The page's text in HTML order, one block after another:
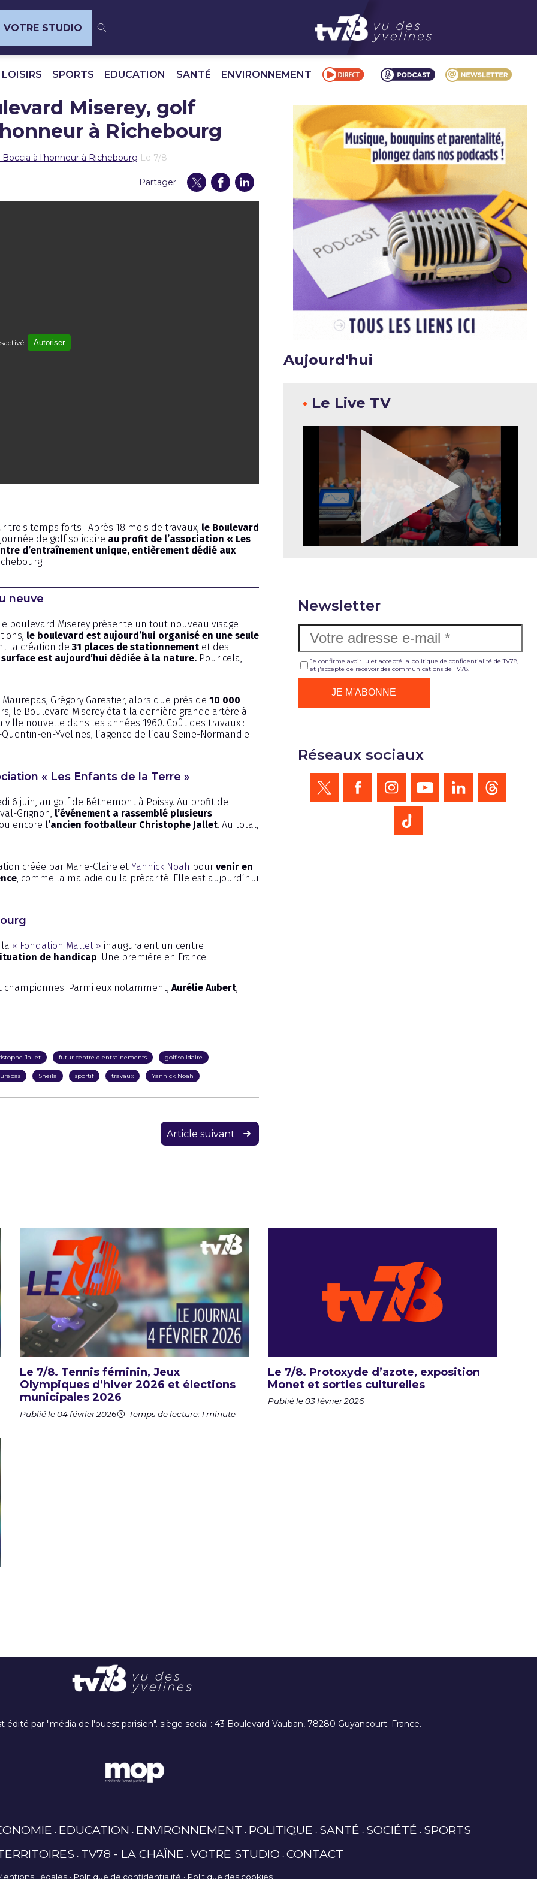
VOTRE STUDIO
SPORTS EDUCATION SANTÉ ENVIRONNEMENT
Miserey, golf
à Richebourg
à l’honneur à Richebourg Le 7/8
Partager
Autoriser
trois temps forts : Après 18 mois de travaux, le Boulevard
de golf solidaire au profit de l’association « Les
d’entraînement unique, entièrement dédié aux
neuve
boulevard Miserey présente un tout nouveau visage
le boulevard est aujourd’hui organisé en une seule
la création de 31 places de stationnement et des
surface est aujourd’hui dédiée à la nature. Pour cela,
Grégory Garestier, alors que près de 10 000
le Boulevard Miserey était la dernière grande artère à
nouvelle dans les années 1960. Coût des travaux :
en-Yvelines, l’agence de l’eau Seine-Normandie
« Les Enfants de la Terre »
6 juin, au golf de Béthemont à Poissy. Au profit de
Grignon, l’événement a rassemblé plusieurs
encore l’ancien footballeur Christophe Jallet. Au total,
créée par Marie-Claire et Yannick Noah pour venir en
, comme la maladie ou la précarité. Elle est aujourd’hui
« Fondation Mallet » inauguraient un centre
de handicap. Une première en France.
Parmi eux notamment, Aurélie Aubert,
Jallet futur centre d'entrainements golf solidaire
Sheila sportif travaux Yannick Noah
Article suivant
Aujourd'hui
• Le Live TV
Newsletter
Je confirme avoir lu et accepté la politique de confidentialité de TV78,
et j'accepte de recevoir des communications de TV78.
Réseaux sociaux
Le 7/8. Tennis féminin, Jeux
Olympiques d’hiver 2026 et élections
municipales 2026
Publié le 04 février 2026 Temps de lecture: 1 minute
Le 7/8. Protoxyde d’azote, exposition
Monet et sorties culturelles
Publié le 03 février 2026
par "média de l'ouest parisien". siège social : 43 Boulevard Vauban, 78280 Guyancourt. France.
EDUCATION ENVIRONNEMENT POLITIQUE SANTÉ SOCIÉTÉ SPORTS
TV78 - LA CHAÎNE VOTRE STUDIO CONTACT
Légales Politique de confidentialité Politique des cookies